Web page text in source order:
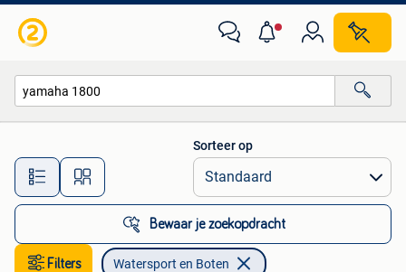
Alle afstanden…
Sorteer op
Bewaar je zoekopdracht
Filters Watersport en Boten